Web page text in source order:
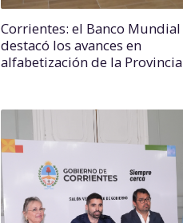
Corrientes: el Banco Mundial
destacó los avances en
alfabetización de la Provincia